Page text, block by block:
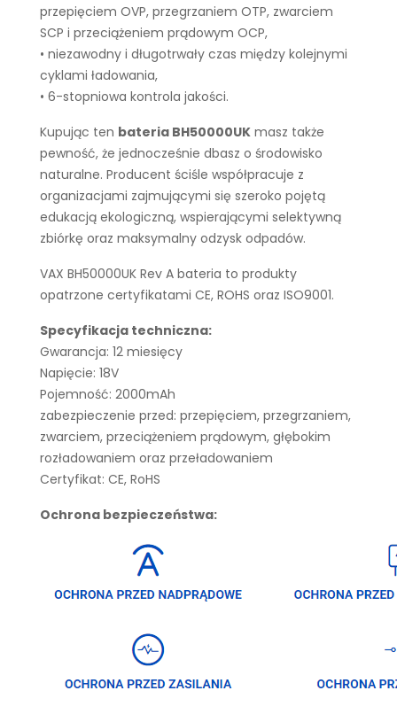
przepięciem OVP, przegrzaniem OTP, zwarciem
SCP i przeciążeniem prądowym OCP,
• niezawodny i długotrwały czas między kolejnymi
cyklami ładowania,
• 6-stopniowa kontrola jakości.
Kupując ten bateria BH50000UK masz także
pewność, że jednocześnie dbasz o środowisko
naturalne. Producent ściśle współpracuje z
organizacjami zajmującymi się szeroko pojętą
edukacją ekologiczną, wspierającymi selektywną
zbiórkę oraz maksymalny odzysk odpadów.
VAX BH50000UK Rev A bateria to produkty
opatrzone certyfikatami CE, ROHS oraz ISO9001.
Specyfikacja techniczna:
Gwarancja: 12 miesięcy
Napięcie: 18V
Pojemność: 2000mAh
zabezpieczenie przed: przepięciem, przegrzaniem,
zwarciem, przeciążeniem prądowym, głębokim
rozładowaniem oraz przeładowaniem
Certyfikat: CE, RoHS
Ochrona bezpieczeństwa: